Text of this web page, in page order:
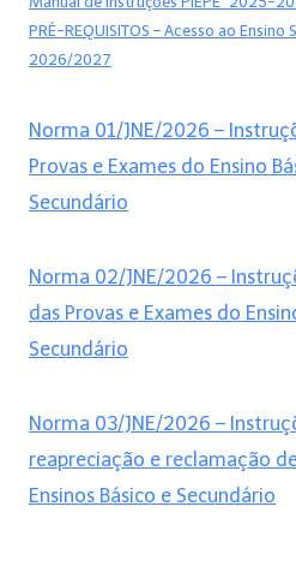
PRÉ-REQUISITOS – Acesso ao
2026/2027
Norma 01/JNE/2026 –
Provas e Exames do Ensino
Secundário
Norma 02/JNE/2026 –
das Provas e Exames do
Secundário
Norma 03/JNE/2026 –
reapreciação e reclamação
Ensinos Básico e Secundário